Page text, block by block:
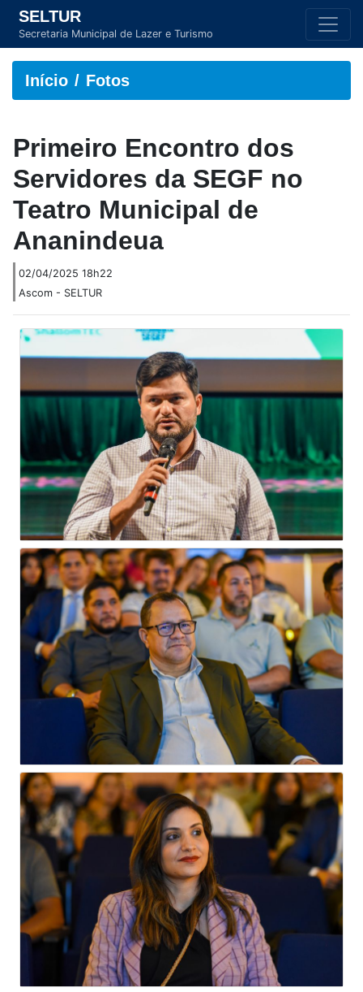
SELTUR
Secretaria Municipal de Lazer e Turismo
Início Fotos
Primeiro Encontro dos
Servidores da SEGF no
Teatro Municipal de
Ananindeua
02/04/2025 18h22
Ascom - SELTUR